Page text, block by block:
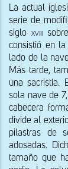
La actual
serie de
siglo xviii
consistió en
lado de la
Más tarde,
una sacristía.
sola nave de
cabecera
divide al
pilastras de
adosadas.
tamaño que